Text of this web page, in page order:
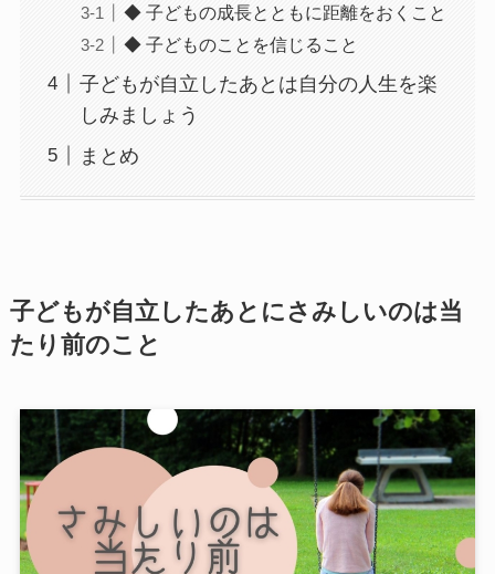
◆ 子どもの成長とともに距離をおくこと
◆ 子どものことを信じること
子どもが自立したあとは自分の人生を楽
しみましょう
まとめ
子どもが自立したあとにさみしいのは当
たり前のこと